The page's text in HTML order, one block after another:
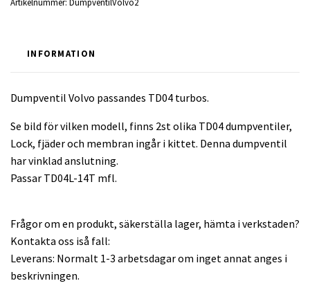
INFORMATION
Dumpventil Volvo passandes TD04 turbos.
Se bild för vilken modell, finns 2st olika TD04 dumpventiler,
Lock, fjäder och membran ingår i kittet. Denna dumpventil
har vinklad anslutning.
Passar TD04L-14T mfl.
Frågor om en produkt, säkerställa lager, hämta i verkstaden?
Kontakta oss iså fall:
Leverans: Normalt 1-3 arbetsdagar om inget annat anges i
beskrivningen.